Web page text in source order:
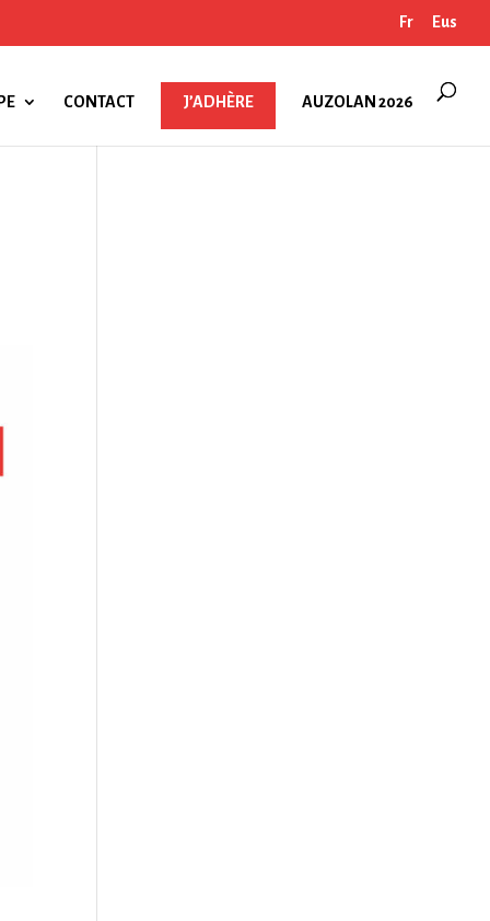
Fr Eus
CONTACT J’ADHÈRE AUZOLAN 2026